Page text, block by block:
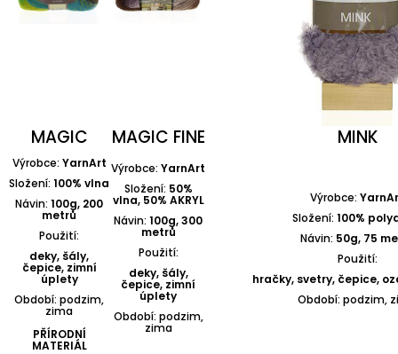
MAGIC MAGIC FINE MINK
Výrobce: YarnArt
Složení: 100% vlna
Návin: 100g, 200
metrů
Použití:
deky, šály,
čepice, zimní
úplety
Období: podzim,
zima
PŘÍRODNÍ
MATERIÁL
Výrobce: YarnArt
Složení: 50%
vlna, 50% AKRYL
Návin: 100g, 300
metrů
Použití:
deky, šály,
čepice, zimní
úplety
Období: podzim,
zima
Výrobce:
Složení: 100%
Návin: 50g, 75
Použití:
hračky, svetry, čepice,
Období: podzim,